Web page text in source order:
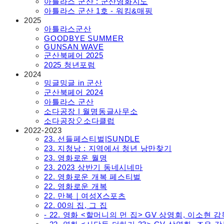
아틀라스 군산 1호 - 워킹&매핑
2025
아틀라스군산
GOODBYE SUMMER
GUNSAN WAVE
군산북페어 2025
2025 청년포럼
2024
밍글밍글 in 군산
군산북페어 2024
아틀라스 군산
소다공장 | 월명동글사무소
소다공장🎈소다클럽
2022-2023
23. 선들페스티벌|SUNDLE
23. 지청낭 : 지역에서 청년 낭만찾기
23. 영화로운 월명
23. 2023 상반기 동네시네마
22. 영화로운 개복 페스티벌
22. 영화로운 개복
22. 만복｜여성X스포츠
22. 00의 집, 그 집
- 22. 영화 <할머니의 먼 집> GV 상영회, 이소현 감